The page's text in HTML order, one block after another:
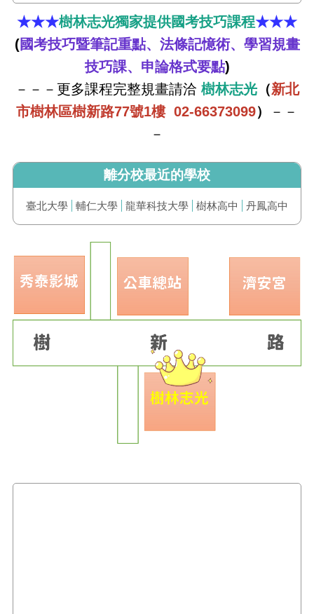
★★★樹林志光獨家提供國考技巧課程★★★
(國考技巧暨筆記重點、法條記憶術、學習規畫
技巧課、申論格式要點)
－－－更多課程完整規畫請洽 樹林志光 （新北
市樹林區樹新路77號1樓 02-66373099）
－－
－
離分校最近的學校
臺北大學 輔仁大學 龍華科技大學 樹林高中 丹鳳高中